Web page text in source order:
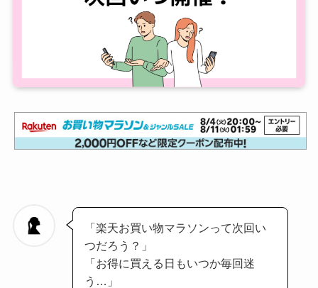
「楽天お買い物マラソンって次回い
つだろう？」
「お得に買える日もいつか毎回迷
う…」